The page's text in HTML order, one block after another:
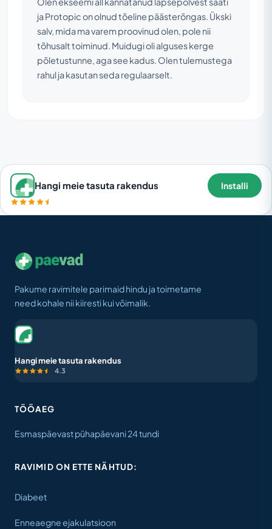
ja Protopic on olnud tõeline päästerõngas. Ükski
salv, mida ma varem proovinud olen, pole nii
tõhusalt toiminud. Muidugi oli alguses kerge
põletustunne, aga see kadus. Olen tulemustega
rahul ja kasutan seda regulaarselt.
Hangi meie tasuta rakendus Installi
Pakume ravimitele parimaid hindu ja toimetame
need kohale nii kiiresti kui võimalik.
Hangi meie tasuta rakendus
4.3
TÖÖAEG
Esmaspäevast pühapäevani 24 tundi
RAVIMID ON ETTE NÄHTUD:
Diabeet
Enneaegne ejakulatsioon